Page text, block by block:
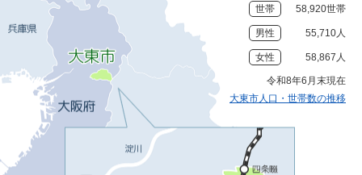
世帯 58,920世帯
男性 55,710人
女性 58,867人
令和8年6月末現在
大東市人口・世帯数の推移